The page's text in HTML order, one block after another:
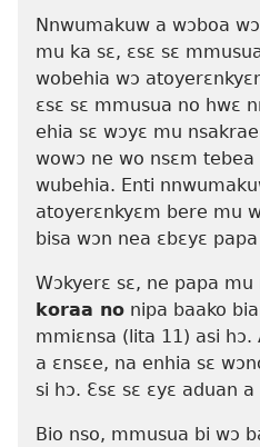
Nnwumakuw a wɔboa
mu ka sɛ, ɛsɛ sɛ
wobehia wɔ
ɛsɛ sɛ mmusua no hwɛ
ehia sɛ wɔyɛ mu
wowɔ ne wo nsɛm tebea
wubehia. Enti
atoyerɛnkyɛm bere mu
bisa wɔn nea ɛbɛyɛ
Wɔkyerɛ sɛ, ne papa mu
koraa no nipa baako
mmiɛnsa (lita 11) asi hɔ.
a ɛnsɛe, na enhia sɛ
si hɔ. Ɛsɛ sɛ ɛyɛ aduan
Bio nso, mmusua bi wɔ